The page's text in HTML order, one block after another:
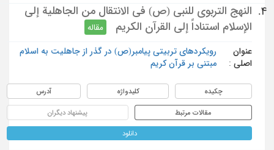
4.
النهج التربوي للنبي (ص) في الانتقال من الجاهلية إلى
الإسلام استناداً إلى القرآن الكريم
مقاله
عنوان
اصلی :
رویکردهای تربیتی پیامبر(ص) در گذر از جاهلیت به اسلام
مبتنی بر قرآن کریم
چکیده کلیدواژه آدرس
مقالات مرتبط پیشنهاد دیگران
دانلود